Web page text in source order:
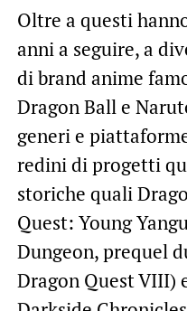
Oltre a questi
anni a seguire, a
di brand anime
Dragon Ball e
generi e
redini di progetti
storiche quali
Quest: Young
Dungeon, prequel
Dragon Quest VIII)